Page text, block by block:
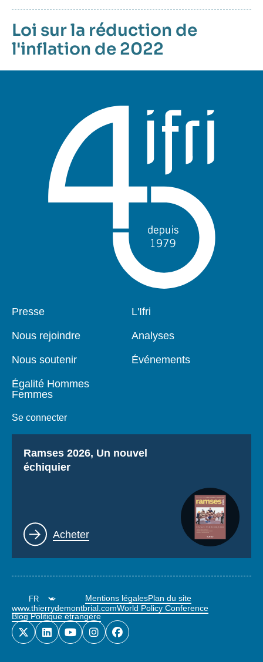
Sujets
associés
Loi sur la réduction de
l'inflation de 2022
Pied
Presse
Nous rejoindre
Nous soutenir
Égalité Hommes
Femmes
Se connecter
Navigation
L'Ifri
Analyses
Événements
Titre
Ramses 2026, Un nouvel
échiquier
Lien
Acheter
Mentions légalesPlan du site
www.thierrydemontbrial.comWorld Policy Conference
Blog Politique étrangère